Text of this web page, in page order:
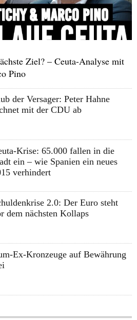
Ziel? – Ceuta-Analyse mit
Pino
der Versager: Peter Hahne
mit der CDU ab
Krise: 65.000 fallen in die
ein – wie Spanien ein neues
verhindert
2.0: Der Euro steht
dem nächsten Kollaps
Ex-Kronzeuge auf Bewährung